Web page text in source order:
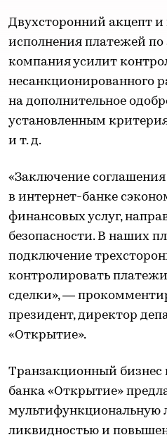
Двухсторонний акцепт и
исполнения платежей
компания усилит
несанкционированного
на дополнительное
установленным
и т. д.
«Заключение
в интернет-банке
финансовых услуг,
безопасности. В наших
подключение
контролировать
сделки», —
президент, директор
«Открытие».
Транзакционный бизнес
банка «Открытие»
мультифункциональную
ликвидностью и